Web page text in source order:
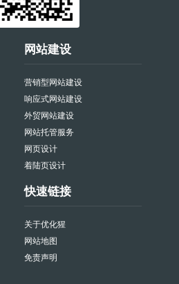
网站建设
营销型网站建设
响应式网站建设
外贸网站建设
网站托管服务
网页设计
着陆页设计
快速链接
关于优化猩
网站地图
免责声明